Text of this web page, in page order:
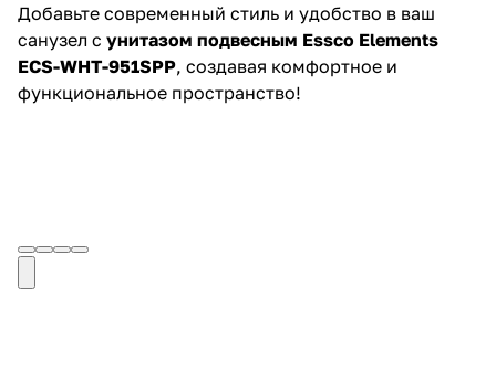
Добавьте современный стиль и удобство в ваш
санузел с унитазом подвесным Essco Elements
ECS-WHT-951SPP, создавая комфортное и
функциональное пространство!